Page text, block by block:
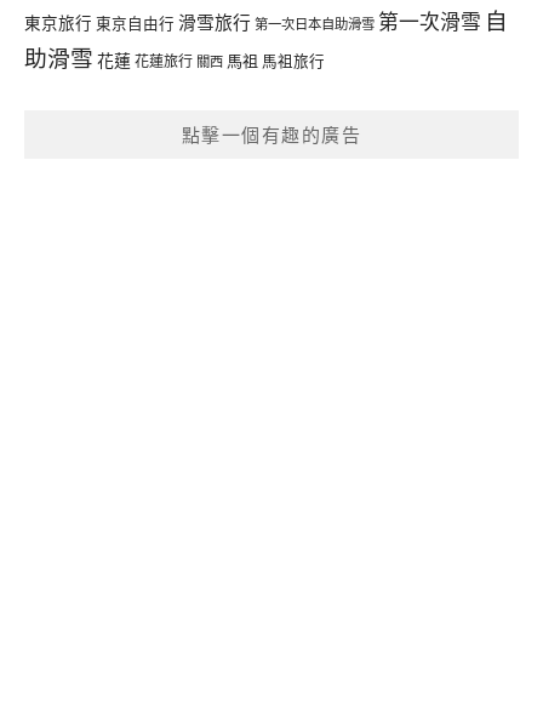
東京旅行 東京自由行 滑雪旅行 第一次日本自助滑雪 第一次滑雪 自
助滑雪 花蓮花蓮旅行 關西 馬祖 馬祖旅行
點擊一個有趣的廣告